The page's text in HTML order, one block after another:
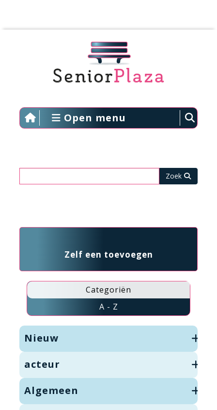
Open menu
Zelf een toevoegen
Categoriën
A - Z
Nieuw
acteur
Algemeen